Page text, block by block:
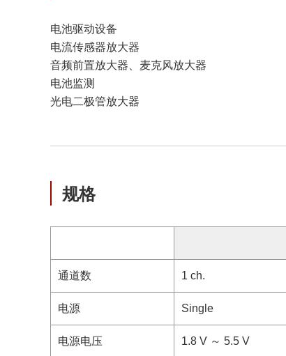
电池驱动设备
电流传感器放大器
音频前置放大器、麦克风放大器
电池监测
光电二极管放大器
规格
通道数 1 ch.
电源 Single
电源电压 1.8 V ～ 5.5 V